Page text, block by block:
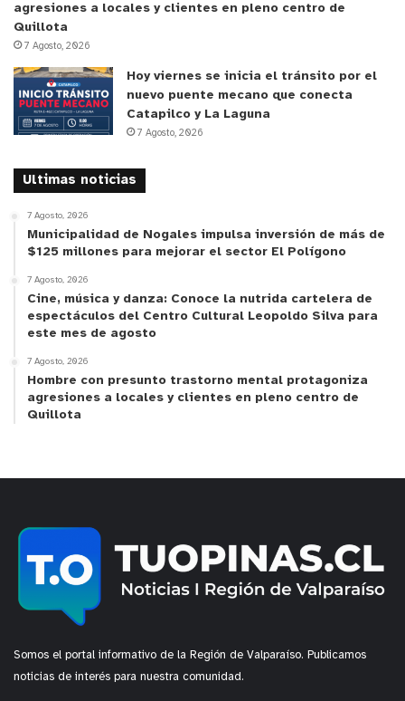
Para la expositora Bárbara Barros, gerente de
Sostenibilidad y Comunicación Aleática, esta fue
una oportunidad centrada en lo local. “Ser parte de
un conversatorio local, en una comuna como
Hijuelas, con participación con gente de Nogales,
donde esta emplazada nuestra concesión, es muy
importante. Que las personas conozcan nuestro
interés de aportar en lo social y lo ambiental, que
conozcan nuestro corazón alrededor de la
sostenibilidad, nos parece una muy buena
oportunidad, porque somos una empresa que nos
importa lo que hacemos. Feliz de haber sido parte
de este conversatorio”, expresó.
“Siempre es un placer participar en un espacio de
diálogo y de reflexión en un tema tan importante
como la sostenibilidad, más aún para nosotros
agua a toda la cuenca del Aconcagua. Muchas
Marcelo Glavic, gerente de Relacionamiento
Comunitario de Aguas Pacífico.
agresiones a locales y clientes en pleno centro de
Quillota
7 Agosto, 2026
Hoy viernes se inicia el tránsito por el
nuevo puente mecano que conecta
Catapilco y La Laguna
7 Agosto, 2026
Ultimas noticias
7 Agosto, 2026
Municipalidad de Nogales impulsa inversión de más de
$125 millones para mejorar el sector El Polígono
7 Agosto, 2026
Cine, música y danza: Conoce la nutrida cartelera de
espectáculos del Centro Cultural Leopoldo Silva para
este mes de agosto
7 Agosto, 2026
Hombre con presunto trastorno mental protagoniza
agresiones a locales y clientes en pleno centro de
Quillota
Somos el portal informativo de la Región de Valparaíso. Publicamos
noticias de interés para nuestra comunidad.